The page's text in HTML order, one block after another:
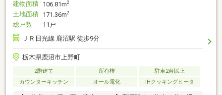
建物面積 106.81m2
土地面積 171.36m2
総戸数
11戸
ＪＲ日光線 鹿沼駅 徒歩9分
栃木県鹿沼市上野町
2階建て 所有権
駐車2台以上
カウンターキッチン
オール電化 IHクッキングヒータ